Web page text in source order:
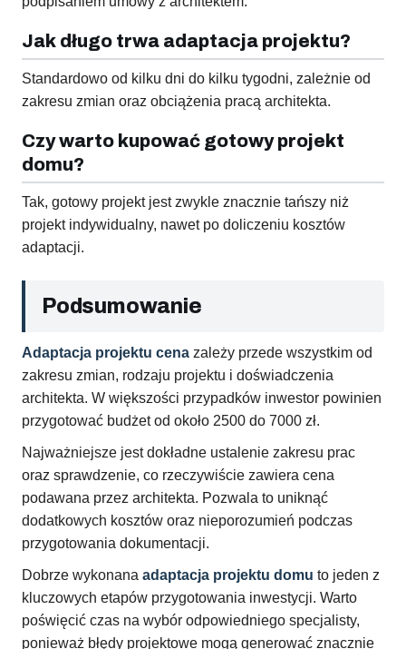
Jak długo trwa adaptacja projektu?
Standardowo od kilku dni do kilku tygodni, zależnie od
zakresu zmian oraz obciążenia pracą architekta.
Czy warto kupować gotowy projekt
domu?
Tak, gotowy projekt jest zwykle znacznie tańszy niż
projekt indywidualny, nawet po doliczeniu kosztów
adaptacji.
Podsumowanie
Adaptacja projektu cena zależy przede wszystkim od
zakresu zmian, rodzaju projektu i doświadczenia
architekta. W większości przypadków inwestor powinien
przygotować budżet od około 2500 do 7000 zł.
Najważniejsze jest dokładne ustalenie zakresu prac
oraz sprawdzenie, co rzeczywiście zawiera cena
podawana przez architekta. Pozwala to uniknąć
dodatkowych kosztów oraz nieporozumień podczas
przygotowania dokumentacji.
Dobrze wykonana adaptacja projektu domu to jeden z
kluczowych etapów przygotowania inwestycji. Warto
poświęcić czas na wybór odpowiedniego specjalisty,
ponieważ błędy projektowe mogą generować znacznie